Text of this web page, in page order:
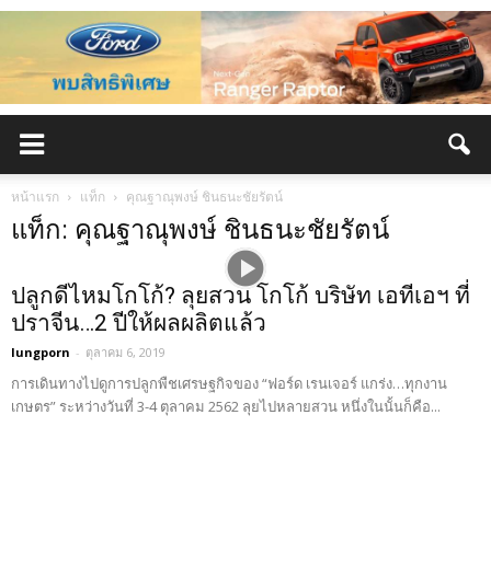
หน้าแรก แท็ก คุณฐาณุพงษ์ ชินธนะชัยรัตน์
แท็ก: คุณฐาณุพงษ์ ชินธนะชัยรัตน์
ปลูกดีไหมโกโก้? ลุยสวน โกโก้ บริษัท เอทีเอฯ ที่
ปราจีน…2 ปีให้ผลผลิตแล้ว
lungporn - ตุลาคม 6, 2019
การเดินทางไปดูการปลูกพืชเศรษฐกิจของ “ฟอร์ด เรนเจอร์ แกร่ง…ทุกงาน
เกษตร” ระหว่างวันที่ 3-4 ตุลาคม 2562 ลุยไปหลายสวน หนึ่งในนั้นก็คือ...